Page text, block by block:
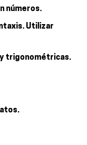
números.
Utilizar
trigonométricas.